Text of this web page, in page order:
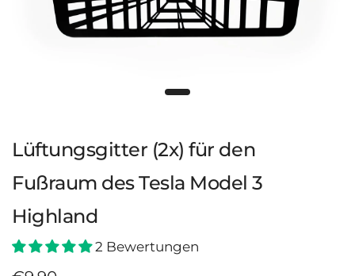
Lüftungsgitter (2x) für den
Fußraum des Tesla Model 3
Highland
2 Bewertungen